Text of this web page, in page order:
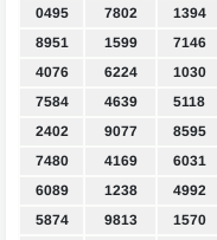
0495
7802 1394
8951
1599 7146
4076
6224 1030
7584
4639 5118
2402
9077 8595
7480
4169 6031
6089
1238 4992
5874
9813 1570